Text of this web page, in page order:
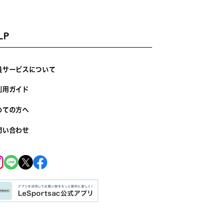
サービスについて
用ガイド
ての方へ
い合わせ